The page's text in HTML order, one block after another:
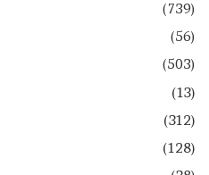
(739)
(56)
(503)
(13)
(312)
(128)